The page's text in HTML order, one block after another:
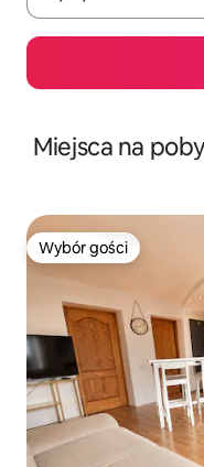
Miejsca na
Wybór gości
Wybór gości